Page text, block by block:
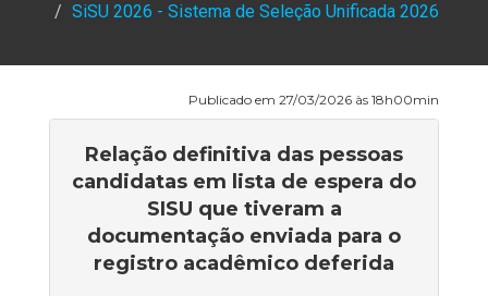
SiSU 2026 - Sistema de Seleção Unificada 2026
Publicado em 27/03/2026 às 18h00min
Relação definitiva das pessoas
candidatas em lista de espera do
SISU que tiveram a
documentação enviada para o
registro acadêmico deferida